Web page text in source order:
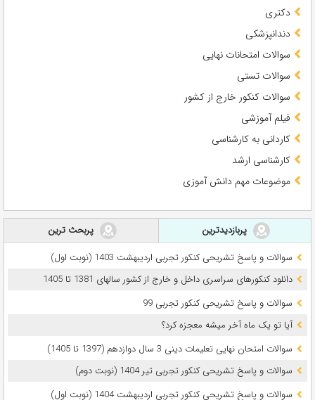
دکتری
دندانپزشکی
سوالات امتحانات نهایی
سوالات تستی
سوالات کنکور خارج از کشور
فیلم آموزشی
کاردانی به کارشناسی
کارشناسی ارشد
موضوعات مهم دانش آموزی
پربازدیدترین
پربحث ترین
سوالات و پاسخ تشریحی کنکور تجربی اردیبهشت 1403 (نوبت اول)
دانلود کنکورهای سراسری داخل و خارج از کشور سالهای 1381 تا 1405
سوالات و پاسخ تشریحی کنکور تجربی 99
آیا تو یک ماه آخر میشه معجزه کرد؟
سوالات امتحان نهایی تعلیمات دینی 3 سال دوازدهم (1397 تا 1405)
سوالات و پاسخ تشریحی کنکور تجربی تیر 1404 (نوبت دوم)
سوالات و پاسخ تشریحی کنکور تجربی اردیبهشت 1404 (نوبت اول)